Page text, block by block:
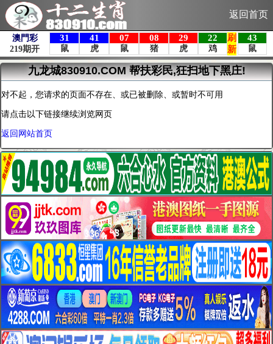
返回首页
九龙城830910.COM 帮扶彩民,狂扫地下黑庄!
对不起，您请求的页面不存在、或已被删除、或暂时不可用
请点击以下链接继续浏览网页
返回网站首页